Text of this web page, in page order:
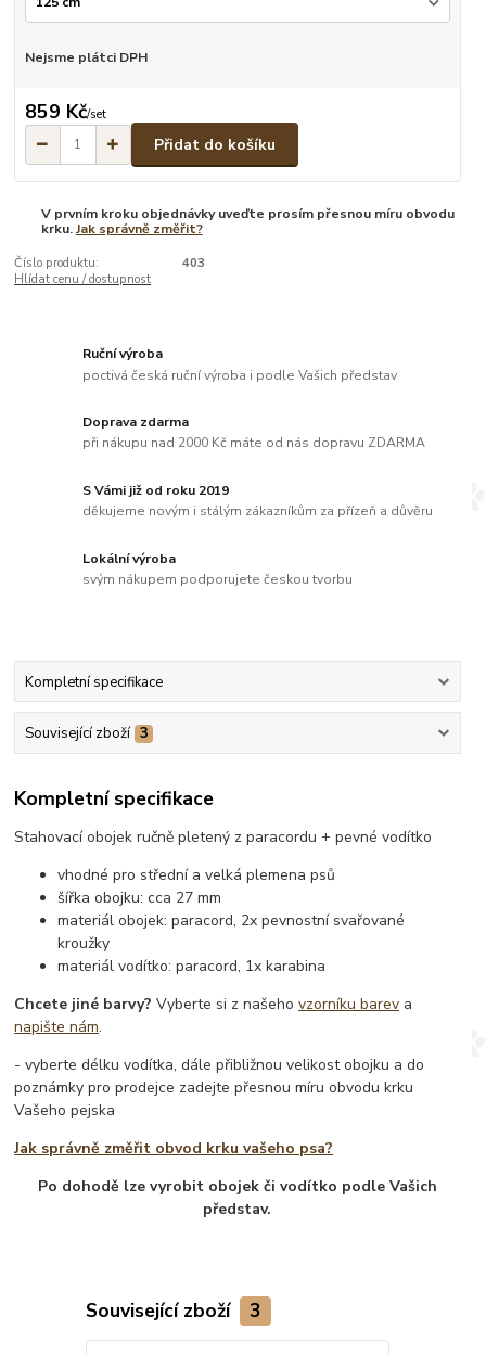
Nejsme plátci DPH
859 Kč/set
Přidat do košíku
V prvním kroku objednávky uveďte prosím přesnou míru obvodu
krku.Jak správně změřit?
Číslo produktu:
403
Hlídat cenu / dostupnost
Ruční výroba
poctivá česká ruční výroba i podle Vašich představ
Doprava zdarma
při nákupu nad 2000 Kč máte od nás dopravu ZDARMA
S Vámi již od roku 2019
děkujeme novým i stálým zákazníkům za přízeň a důvěru
Lokální výroba
svým nákupem podporujete českou tvorbu
Kompletní specifikace
Související zboží 3
Kompletní specifikace
Stahovací obojek ručně pletený z paracordu + pevné vodítko
vhodné pro střední a velká plemena psů
šířka obojku: cca 27 mm
materiál obojek: paracord, 2x pevnostní svařované
kroužky
materiál vodítko: paracord, 1x karabina
Chcete jiné barvy? Vyberte si z našehovzorníku barev a
napište nám.
- vyberte délku vodítka, dále přibližnou velikost obojku a do
poznámky pro prodejce zadejte přesnou míru obvodu krku
Vašeho pejska
Jak správně změřit obvod krku vašeho psa?
Po dohodě lze vyrobit obojek či vodítko podle Vašich
představ.
Související zboží 3